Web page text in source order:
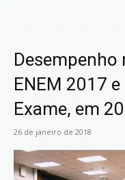
Desempenho
ENEM 2017
Exame, em
26 de janeiro de 2018